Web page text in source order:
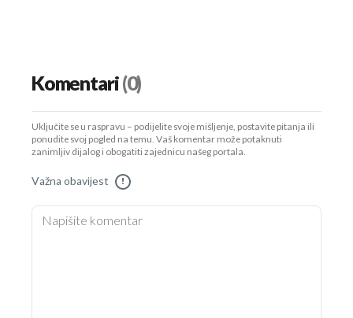
Komentari(0)
Uključite se u raspravu – podijelite svoje mišljenje, postavite pitanja ili
ponudite svoj pogled na temu. Vaš komentar može potaknuti
zanimljiv dijalog i obogatiti zajednicu našeg portala.
Važna obavijest !